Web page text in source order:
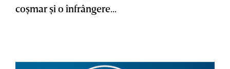
coşmar şi o înfrângere...